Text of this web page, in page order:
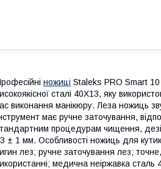
ножиці Staleks PRO Smart 10
сталі 40Х13, яку
виконання манікюру. Леза ножиць
має ручне заточування,
процедурам чищення,
± 1 мм. Особливості ножиць для
лез; ручне заточування лез;
медична неіржавка сталь